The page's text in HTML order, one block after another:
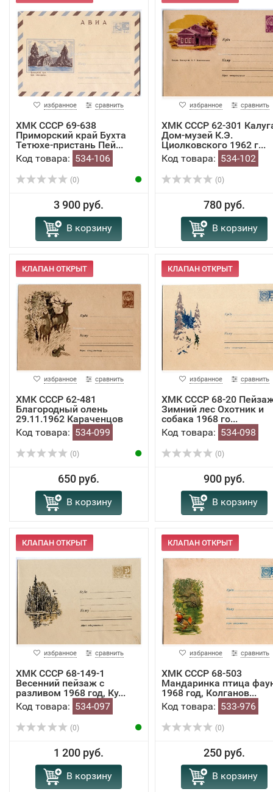
избранное сравнить
ХМК СССР 69-638
Приморский край Бухта
Тетюхе-пристань Пей...
Код товара: 534-106
(0)
3 900 руб.
В корзину
избранное сравнить
ХМК СССР 62-301
Дом-музей К.Э.
Циолковского 1962 г...
Код товара: 534-102
(0)
780 руб.
В корзину
КЛАПАН ОТКРЫТ
избранное сравнить
ХМК СССР 62-481
Благородный олень
29.11.1962 Караченцов
2277
Код товара: 534-099
(0)
650 руб.
В корзину
КЛАПАН ОТКРЫТ
избранное сравнить
ХМК СССР 68-20
Зимний лес Охотник и
собака 1968 го...
Код товара: 534-098
(0)
900 руб.
В корзину
КЛАПАН ОТКРЫТ
избранное сравнить
ХМК СССР 68-149-1
Весенний пейзаж с
разливом 1968 год, Ку...
Код товара: 534-097
(0)
1 200 руб.
В корзину
КЛАПАН ОТКРЫТ
избранное сравнить
ХМК СССР 68-503
Мандаринка птица
1968 год, Колганов...
Код товара: 533-976
(0)
250 руб.
В корзину